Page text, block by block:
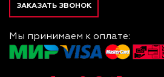
ЗАКАЗАТЬ ЗВОНОК
Мы принимаем к оплате: